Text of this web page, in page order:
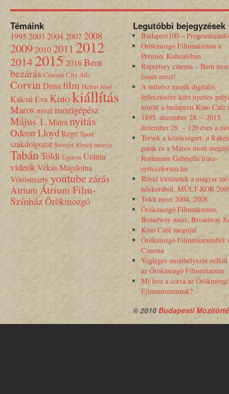
Témáink
1995 2003 20042007 2008
200920102011 2012
201420152016Bem
bezárás Cinema City Alle
CorvinDunafilm Heltai Jenő
Kalcsú ÉvaKinokiállítás
Marosmozimozigépész
Május 1. Mátranyitás
Odeon LloydRege Sport
szakdolgozat Szovjet filmek mozija
TabánToldi Ugocsa Uránia
videókVékás Magdolna
Vörösmartyyoutubezárás
Átrium Átrium Film-
SzínházÖrökmozgó
Legutóbbi bejegyzések
Budapest100 – Programajánló
Örökmozgó Filmmúzeum a
Premier Kultcaféban
Repertory cinema – Bem
ismét mozi!
A művész mozik digitális
fejlesztésére kiírt nyertes
között a budapesti Kino Cafe
1895. december 28. – 2015.
december 28. – 120 éves a
Tervek a közösségért: a
patak és a Maros mozi
Rothmann Gabriella írása-
epiteszforum.hu
Rövid történetek a magyar
hőskorából, MÚLT-KOR
Toldi mozi 2004, 2008
Örökmozgó Filmmúzeum,
Broadway mozi, Broadway
Kino Café megújul
Örökmozgó Filmmúzeumból
Cinema
Végleges mozihelyszín nélkül
az Örökmozgó Filmmúzeum
Mi lesz a sorsa az
Filmmúzeumnak?
© 2010 Budapesti